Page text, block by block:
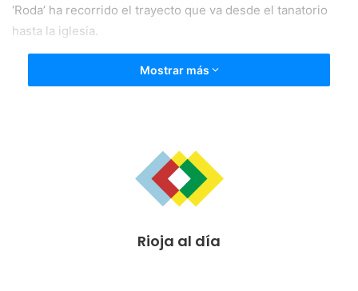
‘Roda’ ha recorrido el trayecto que va desde el tanatorio
hasta la iglesia.
Mostrar más
Rioja al día